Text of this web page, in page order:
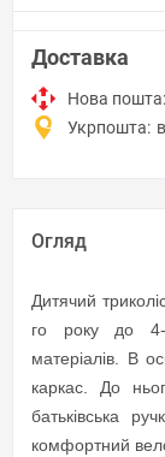
Доставка
Нова пошта:
Укрпошта:
Огляд
Дитячий
го року до 4-х
матеріалів. В
каркас. До
батьківська
комфортний